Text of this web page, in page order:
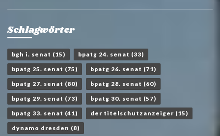
Schlagwörter
bgh i. senat (15) bpatg 24. senat (33)
bpatg 25. senat (75) bpatg 26. senat (71)
bpatg 27. senat (80) bpatg 28. senat (60)
bpatg 29. senat (73) bpatg 30. senat (57)
bpatg 33. senat (41) der titelschutzanzeiger (15)
dynamo dresden (8)